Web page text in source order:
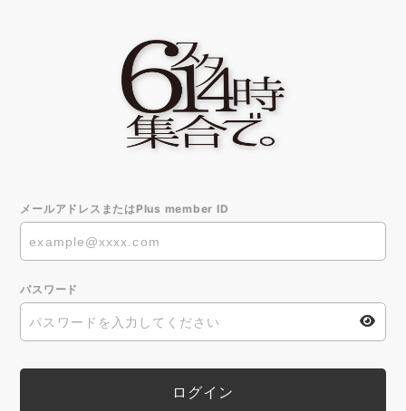
メールアドレスまたはPlus member ID
パスワード